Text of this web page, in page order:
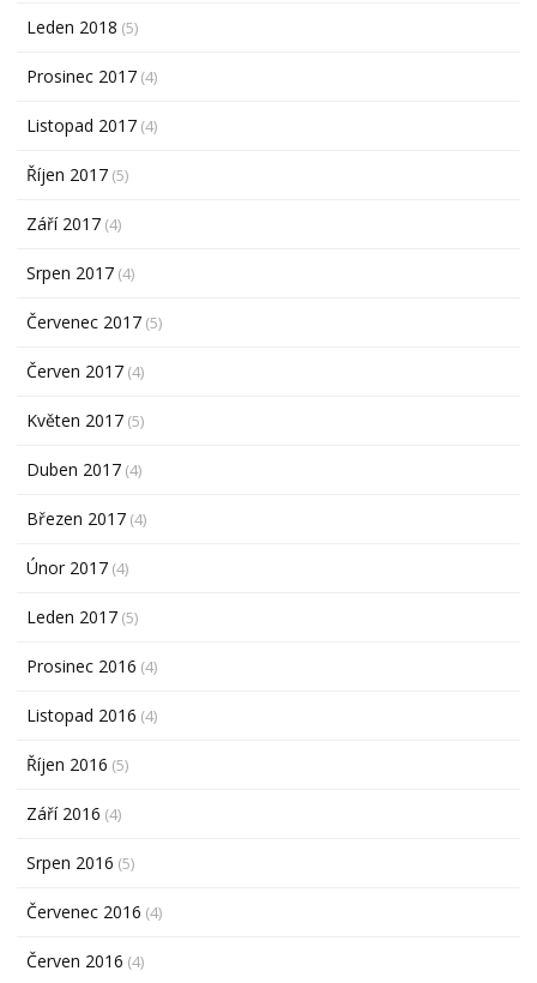
Leden 2018 (5)
Prosinec 2017 (4)
Listopad 2017 (4)
Říjen 2017 (5)
Září 2017 (4)
Srpen 2017 (4)
Červenec 2017 (5)
Červen 2017 (4)
Květen 2017 (5)
Duben 2017 (4)
Březen 2017 (4)
Únor 2017 (4)
Leden 2017 (5)
Prosinec 2016 (4)
Listopad 2016 (4)
Říjen 2016 (5)
Září 2016 (4)
Srpen 2016 (5)
Červenec 2016 (4)
Červen 2016 (4)